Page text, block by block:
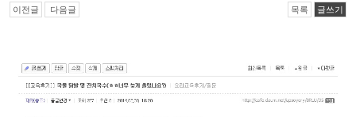
이전글 다음글 목록 글쓰기